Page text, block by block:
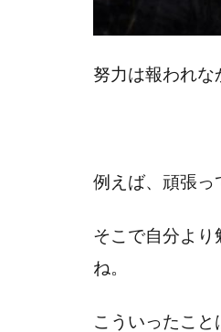
努力は報われな
例えば、頑張っ
そこで自分より
ね。
こういったこと